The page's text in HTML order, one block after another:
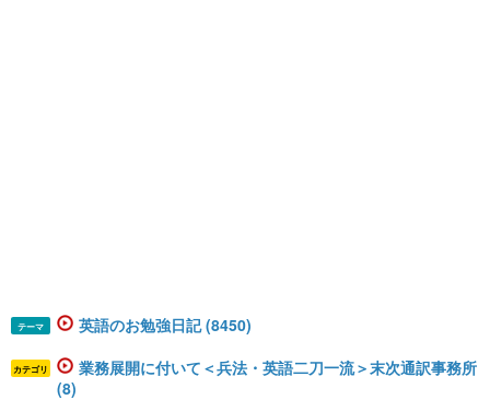
テーマ 英語のお勉強日記 (8450)
カテゴリ
業務展開に付いて＜兵法・英語二刀一流＞末次通訳事務所
(8)